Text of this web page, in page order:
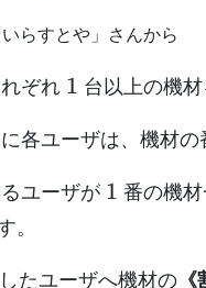
らすとや」さんから
ぞれ
1
台以上の機材
各ユーザは、機材の
ユーザが
1
番の機
。
たユーザへ機材の《